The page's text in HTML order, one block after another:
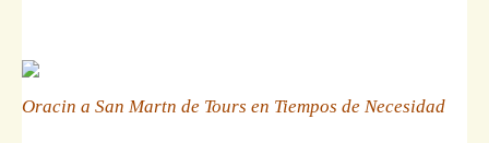
Oracin a San Martn de Tours en Tiempos de Necesidad